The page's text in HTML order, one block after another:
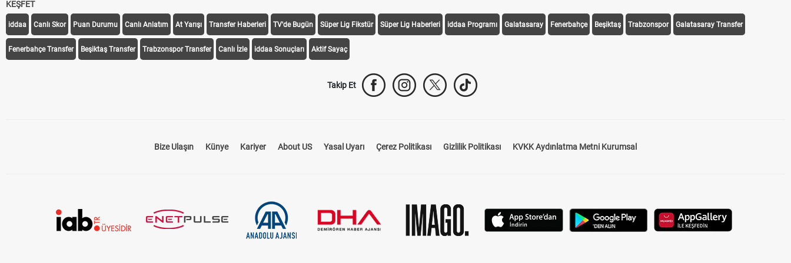
KEŞFET
iddaa Canlı Skor Puan Durumu Canlı Anlatım At Yarışı Transfer Haberleri TV'de Bugün Süper Lig Fikstür Süper Lig Haberleri iddaa Programı Galatasaray Fenerbahçe Beşiktaş Trabzonspor Galatasaray Transfer
Fenerbahçe Transfer Beşiktaş Transfer Trabzonspor Transfer Canlı İzle iddaa Sonuçları Aktif Sayaç
Takip Et
Bize Ulaşın Künye Kariyer About US Yasal Uyarı Çerez Politikası Gizlilik Politikası KVKK Aydınlatma Metni Kurumsal